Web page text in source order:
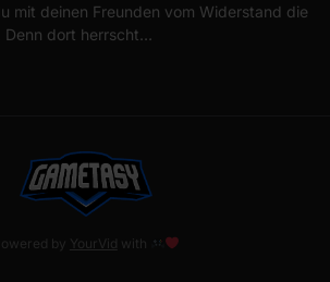
mit deinen Freunden vom Widerstand die
Denn dort herrscht…
by YourVid with